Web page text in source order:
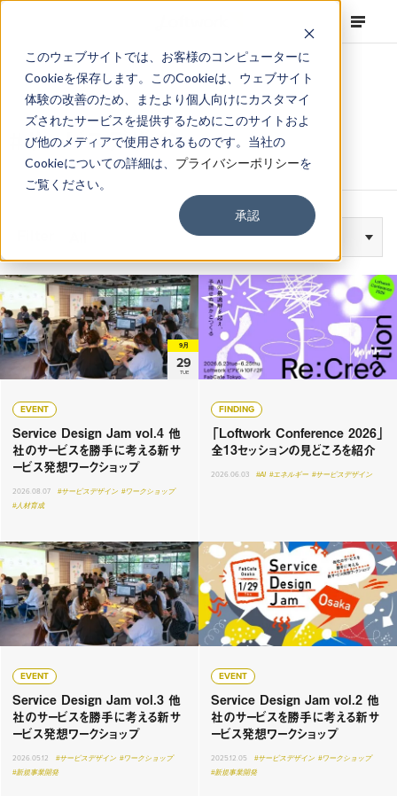
このウェブサイトでは、お客様のコンピューターに
Cookieを保存します。このCookieは、ウェブサイト
体験の改善のため、またより個人向けにカスタマイ
ズされたサービスを提供するためにこのサイトおよ
び他のメディアで使用されるものです。当社の
Cookieについての詳細は、 プライバシーポリシーを
ご覧ください。
承認
#サービスデザイン
9月
29
TUE
EVENT
Service Design Jam vol.4 他
社のサービスを勝手に考える新サ
ービス発想ワークショップ
2026.08.07 #サービスデザイン #ワークショップ
#人材育成
FINDING
「Loftwork Conference 2026」
全13セッションの見どころを紹介
2026.06.03 #AI #エネルギー #サービスデザイン
EVENT
Service Design Jam vol.3 他
社のサービスを勝手に考える新サ
ービス発想ワークショップ
2026.05.12 #サービスデザイン #ワークショップ
#新規事業開発
EVENT
Service Design Jam vol.2 他
社のサービスを勝手に考える新サ
ービス発想ワークショップ
2025.12.05 #サービスデザイン #ワークショップ
#新規事業開発